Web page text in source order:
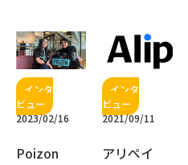
2023/02/16
Poizon
2021/09/11
アリペイ